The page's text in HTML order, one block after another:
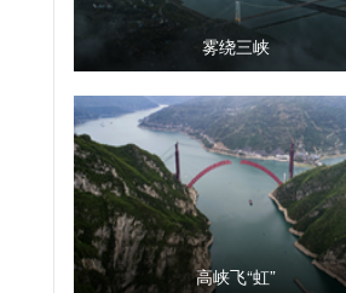
雾绕三峡
高峡飞“虹”